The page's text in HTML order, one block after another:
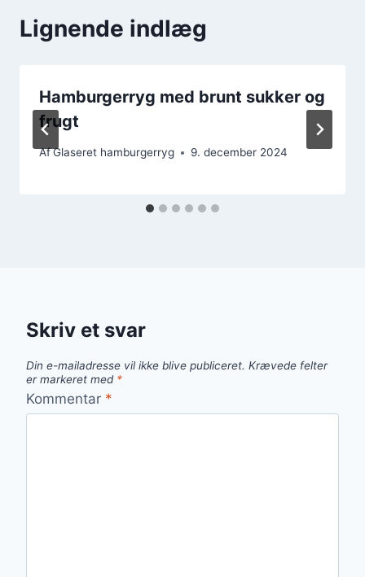
Lignende indlæg
Hamburgerryg med brunt sukker og
frugt
AfGlaseret hamburgerryg 9. december 2024
Skriv et svar
Din e-mailadresse vil ikke blive publiceret. Krævede felter
er markeret med *
Kommentar *